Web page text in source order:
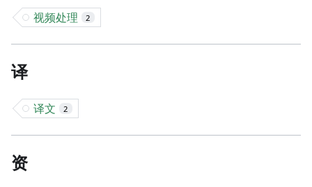
视频处理 2
译
译文 2
资